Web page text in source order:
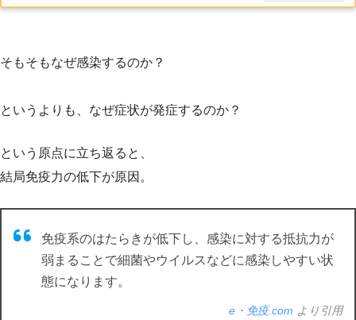
そもそもなぜ感染するのか？
というよりも、なぜ症状が発症するのか？
という原点に立ち返ると、
結局免疫力の低下が原因。
免疫系のはたらきが低下し、感染に対する抵抗力が
弱まることで細菌やウイルスなどに感染しやすい状
態になります。
e・免疫.com より引用